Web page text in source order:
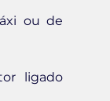
ou de
ligado